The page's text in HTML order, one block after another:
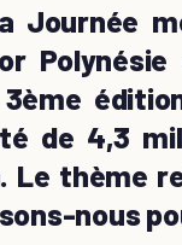
Journée
de 4,3
Le thème
nous